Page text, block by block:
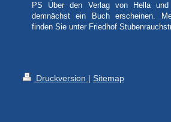
PS Über den Verlag von Hella und
demnächst ein Buch erscheinen.
finden Sie unter Friedhof
Druckversion | Sitemap